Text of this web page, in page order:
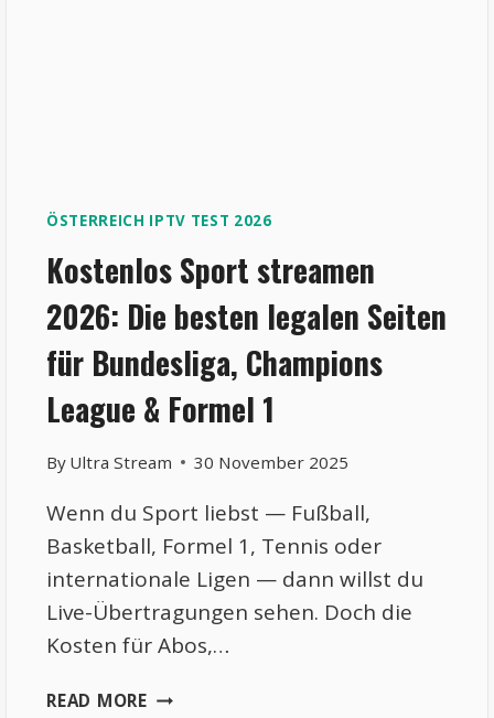
ÖSTERREICH IPTV TEST 2026
Kostenlos Sport streamen
2026: Die besten legalen Seiten
für Bundesliga, Champions
League & Formel 1
By Ultra Stream 30 November 2025
Wenn du Sport liebst — Fußball,
Basketball, Formel 1, Tennis oder
internationale Ligen — dann willst du
Live-Übertragungen sehen. Doch die
Kosten für Abos,…
READ MOREKOSTENLOS